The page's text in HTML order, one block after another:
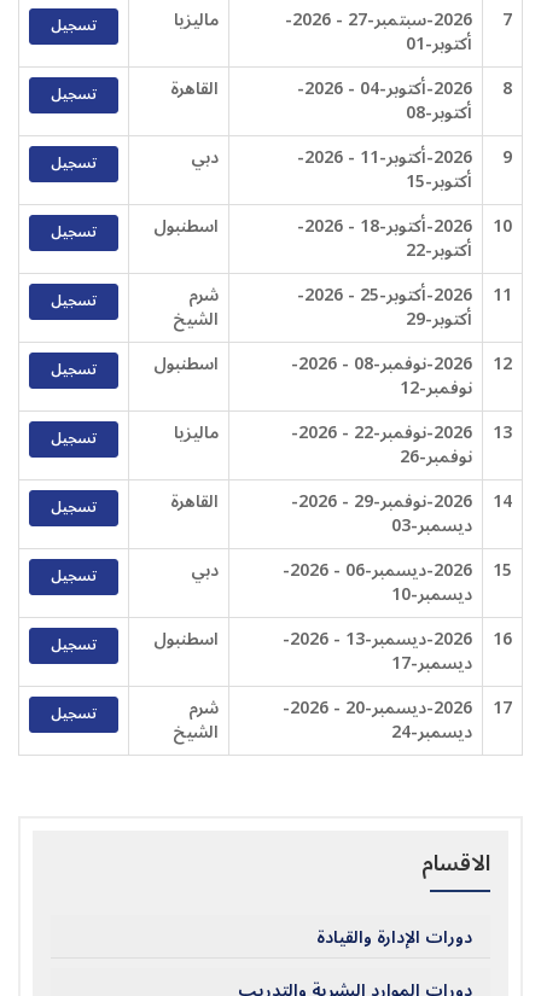
الاقسام
دورات الإدارة والقيادة
7 2026-سبتمبر-27 - 2026-
أكتوبر-01
ماليزيا تسجيل
8 2026-أكتوبر-04 - 2026-
أكتوبر-08
القاهرة تسجيل
9 2026-أكتوبر-11 - 2026-
أكتوبر-15
دبي تسجيل
10 2026-أكتوبر-18 - 2026-
أكتوبر-22
اسطنبول تسجيل
11 2026-أكتوبر-25 - 2026-
أكتوبر-29
شرم
الشيخ
تسجيل
12 2026-نوفمبر-08 - 2026-
نوفمبر-12
اسطنبول تسجيل
13 2026-نوفمبر-22 - 2026-
نوفمبر-26
ماليزيا تسجيل
14 2026-نوفمبر-29 - 2026-
ديسمبر-03
القاهرة تسجيل
15 2026-ديسمبر-06 - 2026-
ديسمبر-10
دبي تسجيل
16 2026-ديسمبر-13 - 2026-
ديسمبر-17
اسطنبول تسجيل
17 2026-ديسمبر-20 - 2026-
ديسمبر-24
شرم
الشيخ
تسجيل